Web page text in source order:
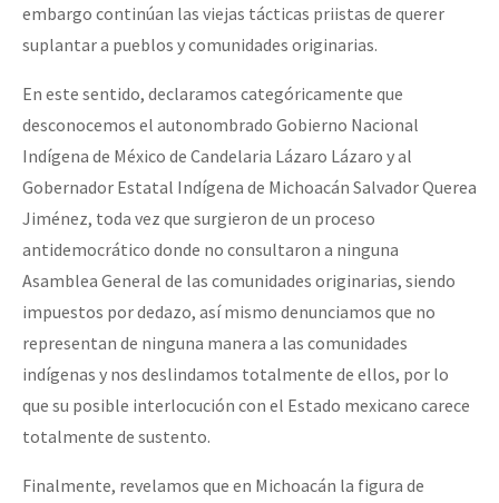
embargo continúan las viejas tácticas priistas de querer
suplantar a pueblos y comunidades originarias.
En este sentido, declaramos categóricamente que
desconocemos el autonombrado Gobierno Nacional
Indígena de México de Candelaria Lázaro Lázaro y al
Gobernador Estatal Indígena de Michoacán Salvador Querea
Jiménez, toda vez que surgieron de un proceso
antidemocrático donde no consultaron a ninguna
Asamblea General de las comunidades originarias, siendo
impuestos por dedazo, así mismo denunciamos que no
representan de ninguna manera a las comunidades
indígenas y nos deslindamos totalmente de ellos, por lo
que su posible interlocución con el Estado mexicano carece
totalmente de sustento.
Finalmente, revelamos que en Michoacán la figura de